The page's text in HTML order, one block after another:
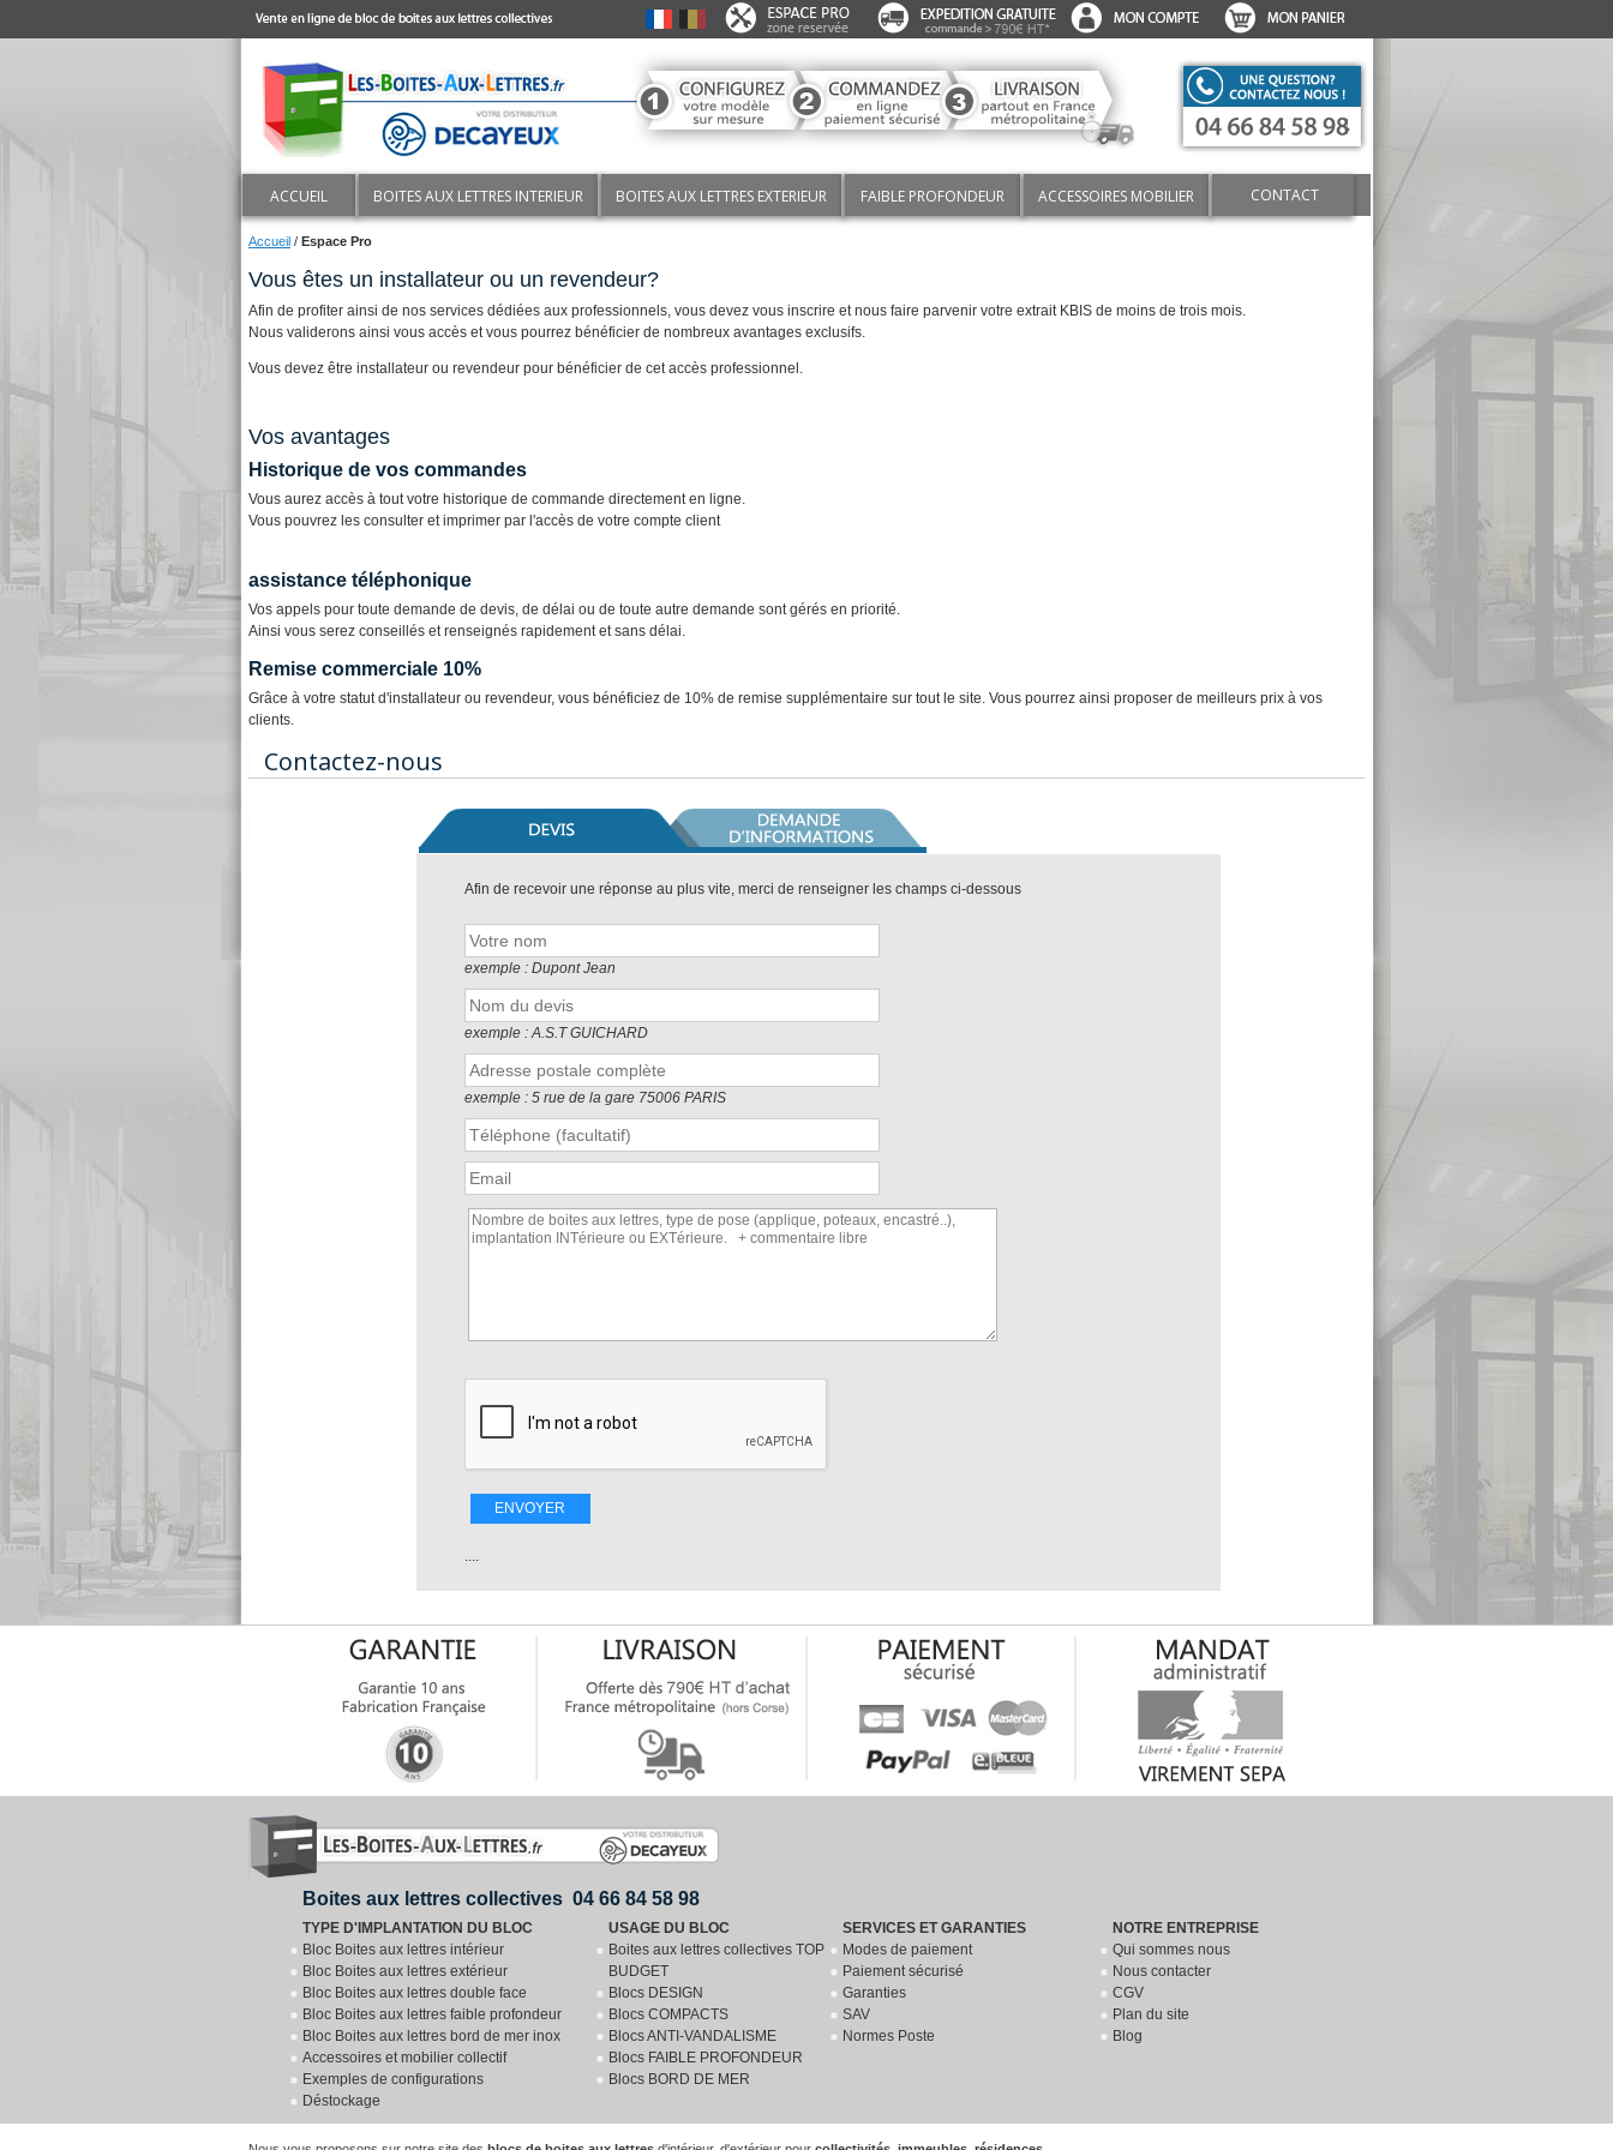
ACCUEIL BOITES AUX LETTRES INTERIEUR BOITES AUX LETTRES EXTERIEUR FAIBLE PROFONDEUR ACCESSOIRES MOBILIER CONTACT
Accueil / Espace Pro
Vous êtes un installateur ou un revendeur?
Afin de profiter ainsi de nos services dédiées aux professionnels, vous devez vous inscrire et nous faire parvenir votre extrait KBIS de moins de trois mois.
Nous validerons ainsi vous accès et vous pourrez bénéficier de nombreux avantages exclusifs.
Vous devez être installateur ou revendeur pour bénéficier de cet accès professionnel.
Vos avantages
Historique de vos commandes
Vous aurez accès à tout votre historique de commande directement en ligne.
Vous pouvrez les consulter et imprimer par l'accès de votre compte client
assistance téléphonique
Vos appels pour toute demande de devis, de délai ou de toute autre demande sont gérés en priorité.
Ainsi vous serez conseillés et renseignés rapidement et sans délai.
Remise commerciale 10%
Grâce à votre statut d'installateur ou revendeur, vous bénéficiez de 10% de remise supplémentaire sur tout le site. Vous pourrez ainsi proposer de meilleurs prix à vos
clients.
Contactez-nous
Afin de recevoir une réponse au plus vite, merci de renseigner les champs ci-dessous
exemple : Dupont Jean
exemple : A.S.T GUICHARD
exemple : 5 rue de la gare 75006 PARIS
ENVOYER
ENVOYER
....
Boites aux lettres collectives 04 66 84 58 98
TYPE D'IMPLANTATION DU BLOC
Bloc Boites aux lettres intérieur
Bloc Boites aux lettres extérieur
Bloc Boites aux lettres double face
Bloc Boites aux lettres faible profondeur
Bloc Boites aux lettres bord de mer inox
Accessoires et mobilier collectif
Exemples de configurations
Déstockage
USAGE DU BLOC
Boites aux lettres collectives TOP
BUDGET
Blocs DESIGN
Blocs COMPACTS
Blocs ANTI-VANDALISME
Blocs FAIBLE PROFONDEUR
Blocs BORD DE MER
SERVICES ET GARANTIES
Modes de paiement
Paiement sécurisé
Garanties
SAV
Normes Poste
NOTRE ENTREPRISE
Qui sommes nous
Nous contacter
CGV
Plan du site
Blog